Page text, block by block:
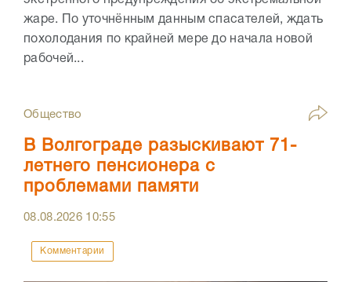
жаре. По уточнённым данным спасателей, ждать
похолодания по крайней мере до начала новой
рабочей...
Общество
В Волгограде разыскивают 71-
летнего пенсионера с
проблемами памяти
08.08.2026 10:55
Комментарии